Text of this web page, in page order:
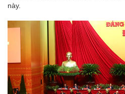
này.